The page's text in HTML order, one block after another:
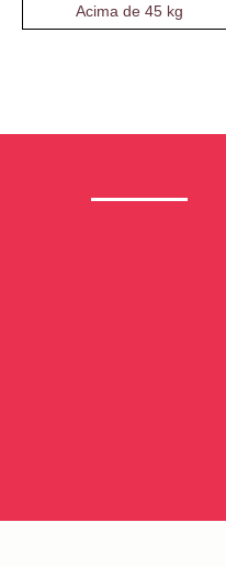
Acima de 45 kg